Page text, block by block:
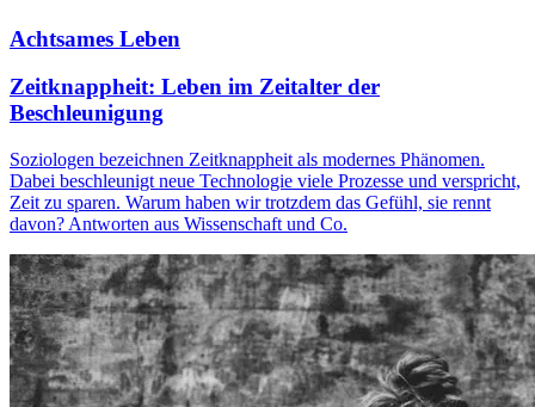
Achtsames Leben
Zeitknappheit: Leben im Zeitalter der
Beschleunigung
Soziologen bezeichnen Zeitknappheit als modernes Phänomen.
Dabei beschleunigt neue Technologie viele Prozesse und verspricht,
Zeit zu sparen. Warum haben wir trotzdem das Gefühl, sie rennt
davon? Antworten aus Wissenschaft und Co.